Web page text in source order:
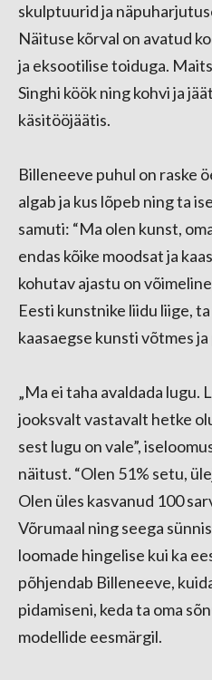
skulptuurid ja
Näituse kõrval on avatud
ja eksootilise toiduga.
Singhi köök ning kohvi ja
käsitööjäätis.
Billeneeve puhul on raske
algab ja kus lõpeb ning ta
samuti: “Ma olen kunst,
endas kõike moodsat ja
kohutav ajastu on
Eesti kunstnike liidu liige,
kaasaegse kunsti võtmes
„Ma ei taha avaldada lugu.
jooksvalt vastavalt hetke
sest lugu on vale”,
näitust. “Olen 51% setu,
Olen üles kasvanud 100
Võrumaal ning seega
loomade hingelise kui ka
põhjendab Billeneeve,
pidamiseni, keda ta oma
modellide eesmärgil.